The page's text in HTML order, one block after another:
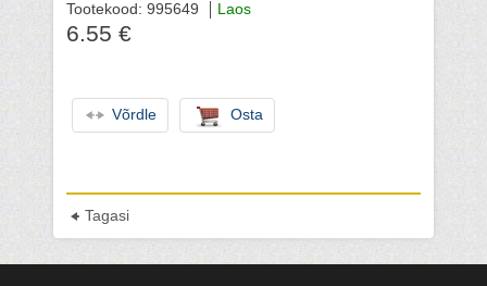
Tootekood: 995649 Laos
6.55 €
Võrdle Osta
Tagasi